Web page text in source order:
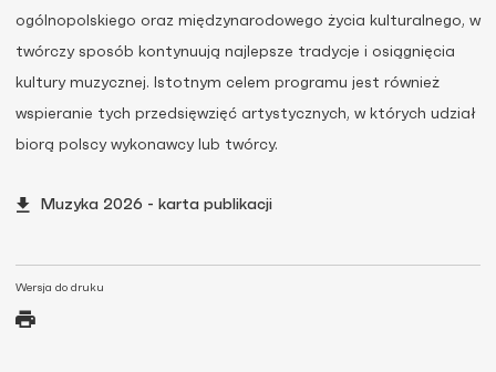
Wersja do druku
ogólnopolskiego oraz międzynarodowego życia kulturalnego, w
twórczy sposób kontynuują najlepsze tradycje i osiągnięcia
kultury muzycznej. Istotnym celem programu jest również
wspieranie tych przedsięwzięć artystycznych, w których udział
biorą polscy wykonawcy lub twórcy.
Muzyka 2026 - karta publikacji